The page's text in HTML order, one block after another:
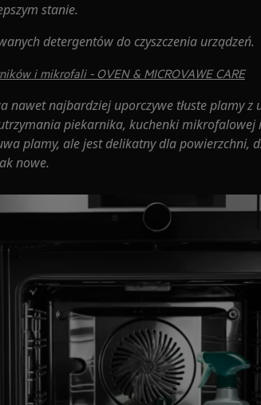
stanie.
detergentów do czyszczenia urządzeń.
i mikrofali - OVEN & MICROVAWE CARE
nawet najbardziej uporczywe tłuste plamy z
piekarnika, kuchenki mikrofalowej
plamy, ale jest delikatny dla powierzchni,
nowe.